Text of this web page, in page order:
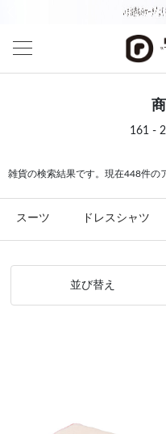
161 -
雑貨の検索結果です。現在448件の
スーツ ドレスシャツ
並び替え